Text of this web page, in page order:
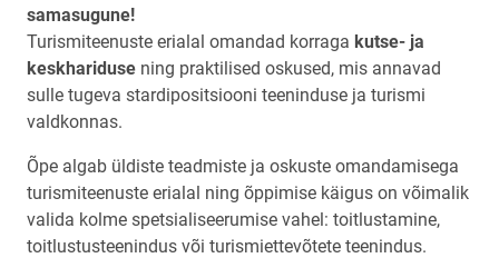
samasugune!
Turismiteenuste erialal omandad korraga kutse- ja
keskhariduse ning praktilised oskused, mis annavad
sulle tugeva stardipositsiooni teeninduse ja turismi
valdkonnas.
Õpe algab üldiste teadmiste ja oskuste omandamisega
turismiteenuste erialal ning õppimise käigus on võimalik
valida kolme spetsialiseerumise vahel: toitlustamine,
toitlustusteenindus või turismiettevõtete teenindus.